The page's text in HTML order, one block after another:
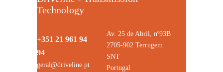
Technology
+351 21 961 94
94
geral@driveline.pt
Av. 25 de Abril, nº93B
2705-902 Terrugem
SNT
Portugal